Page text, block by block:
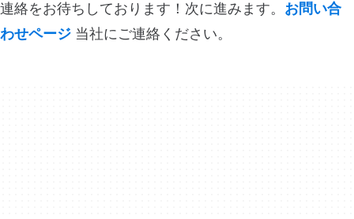
連絡をお待ちしております！次に進みます。 お問い合
わせページ 当社にご連絡ください。